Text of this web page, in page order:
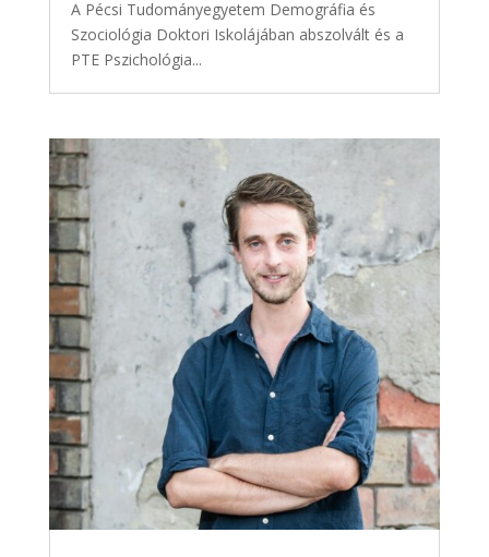
A Pécsi Tudományegyetem Demográfia és
Szociológia Doktori Iskolájában abszolvált és a
PTE Pszichológia...